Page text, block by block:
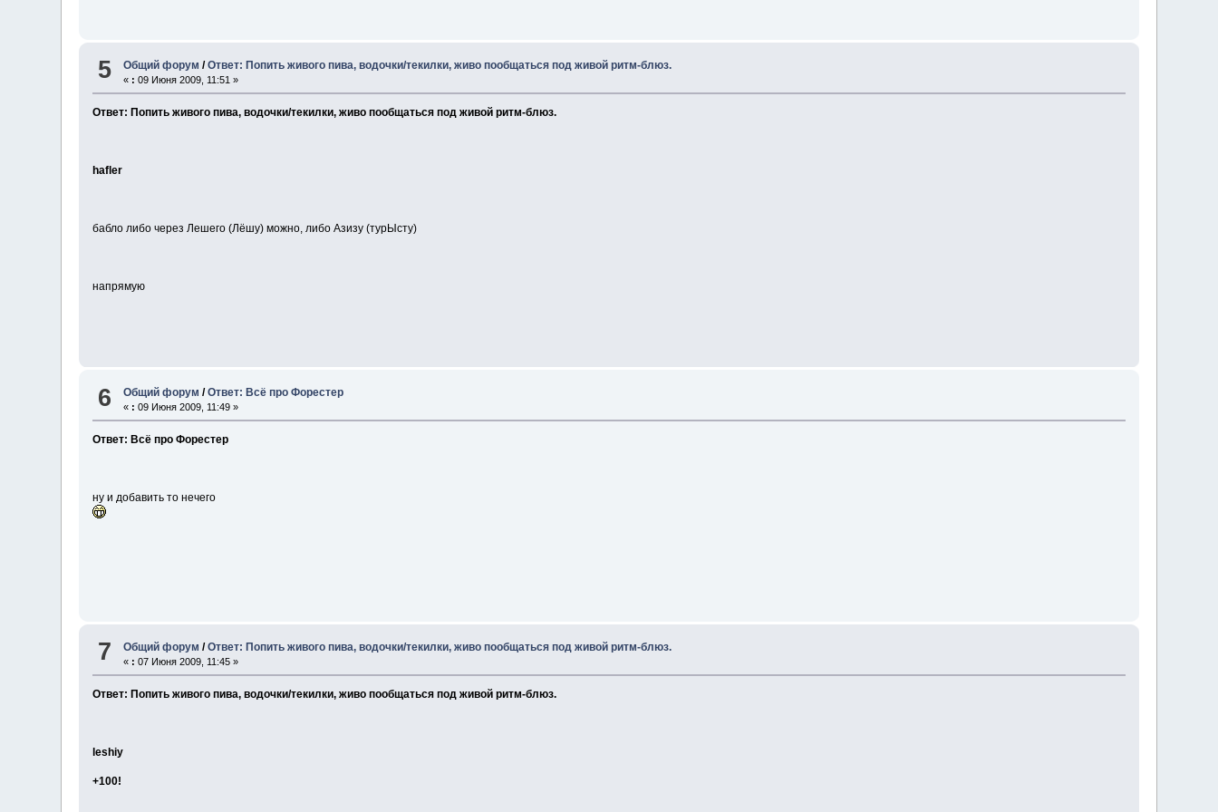
5 Общий форум /Ответ: Попить живого пива, водочки/текилки, живо пообщаться под живой ритм-блюз.
« : 09 Июня 2009, 11:51 »
Ответ: Попить живого пива, водочки/текилки, живо пообщаться под живой ритм-блюз.
hafler
бабло либо через Лешего (Лёшу) можно, либо Азизу (турЫсту)
напрямую
6 Общий форум /Ответ: Всё про Форестер
« : 09 Июня 2009, 11:49 »
Ответ: Всё про Форестер
ну и добавить то нечего
7 Общий форум /Ответ: Попить живого пива, водочки/текилки, живо пообщаться под живой ритм-блюз.
« : 07 Июня 2009, 11:45 »
Ответ: Попить живого пива, водочки/текилки, живо пообщаться под живой ритм-блюз.
leshiy
+100!